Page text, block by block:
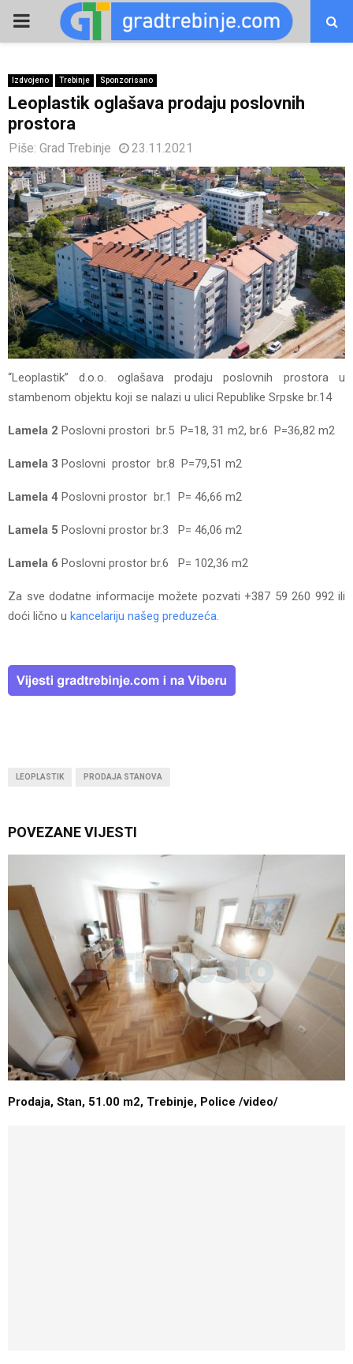
PRIMARY
Izdvojeno Trebinje Sponzorisano
Leoplastik oglašava prodaju poslovnih
prostora
Piše: Grad Trebinje 23.11.2021
“Leoplastik” d.o.o. oglašava prodaju poslovnih prostora u
stambenom objektu koji se nalazi u ulici Republike Srpske br.14
Lamela 2 Poslovni prostori br.5 P=18, 31 m2, br.6 P=36,82 m2
Lamela 3 Poslovni prostor br.8 P=79,51 m2
Lamela 4 Poslovni prostor br.1 P= 46,66 m2
Lamela 5 Poslovni prostor br.3 P= 46,06 m2
Lamela 6 Poslovni prostor br.6 P= 102,36 m2
Za sve dodatne informacije možete pozvati +387 59 260 992 ili
doći lično u kancelariju našeg preduzeća.
LEOPLASTIK PRODAJA STANOVA
POVEZANE VIJESTI
Prodaja, Stan, 51.00 m2, Trebinje, Police /video/